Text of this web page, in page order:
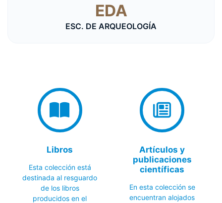
EDA
ESC. DE ARQUEOLOGÍA
Libros
Esta colección está
destinada al resguardo
de los libros
producidos en el
Artículos y
publicaciones
científicas
En esta colección se
encuentran alojados